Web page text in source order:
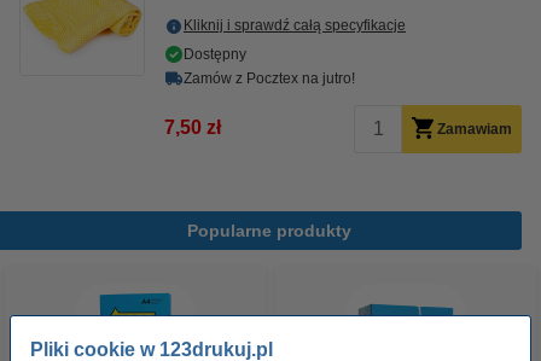
Pliki cookie w 123drukuj.pl
Kliknij i sprawdź całą specyfikacje
Dostępny
Zamów z Pocztex na jutro!
7,50 zł Zamawiam
Popularne produkty